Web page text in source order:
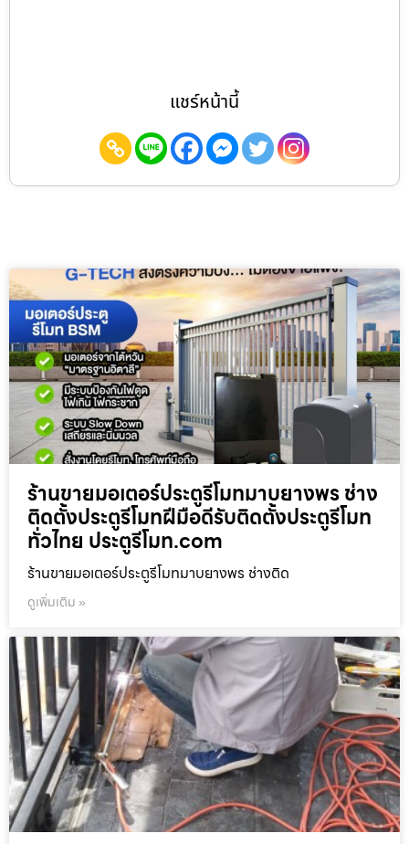
แชร์หน้านี้
ร้านขายมอเตอร์ประตูรีโมทมาบยางพร ช่าง
ติดตั้งประตูรีโมทฝีมือดีรับติดตั้งประตูรีโมท
ทั่วไทย ประตูรีโมท.com
ร้านขายมอเตอร์ประตูรีโมทมาบยางพร ช่างติด
ดูเพิ่มเติม »